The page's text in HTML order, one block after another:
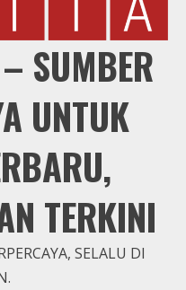
SUMBER
UNTUK
TERKINI
SELALU DI